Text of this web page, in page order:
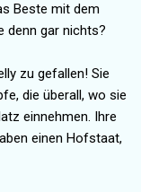
Beste mit dem
denn gar nichts?
zu gefallen! Sie
die überall, wo sie
einnehmen. Ihre
einen Hofstaat,